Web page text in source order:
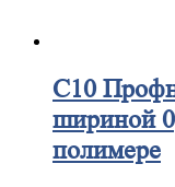
С10
шириной
полимере